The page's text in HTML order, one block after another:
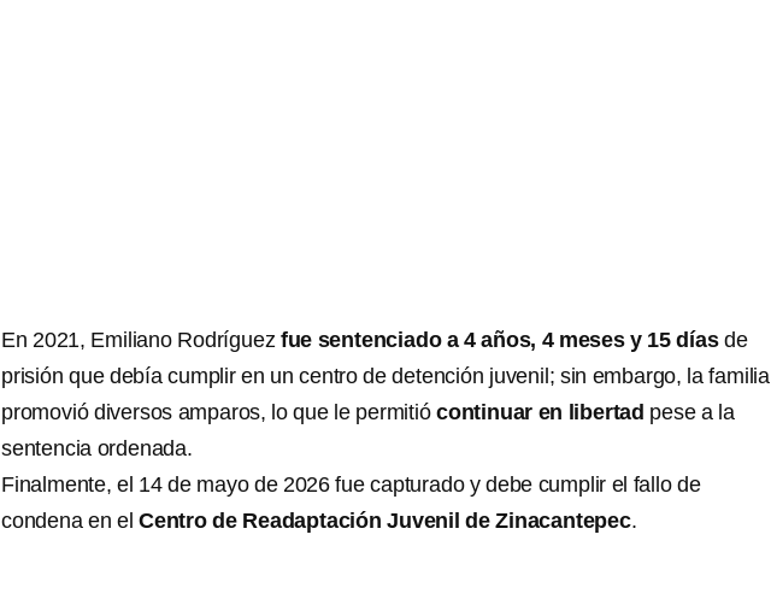
En 2021, Emiliano Rodríguez fue sentenciado a 4 años, 4 meses y 15 díasde
prisión que debía cumplir en un centro de detención juvenil; sin embargo, la familia
promovió diversos amparos, lo que le permitiócontinuar en libertad pese a la
sentencia ordenada.
Finalmente, el 14 de mayo de 2026 fue capturado y debe cumplir el fallo de
condena en elCentro de Readaptación Juvenil de Zinacantepec.